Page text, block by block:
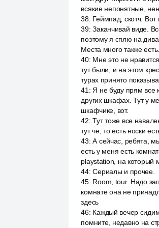
всякие непонятные,
38: Геймпад, скотч.
39:Заканчивай виде.
поэтому я сплю на
Места много также есть.
40: Мне это не
тут были, и на этом
турах принято
41 : Я не буду прям все
других шкафах. Тут у
шкафчике, вот.
42:Тут тоже все
тут че, то есть носки
43:А сейчас, ребята,
есть у меня есть
playstation, на
44:Сериалы и прочее.
45: Room, tour. Надо
комнате она не
здесь
46: Каждый вечер
помните, недавно на